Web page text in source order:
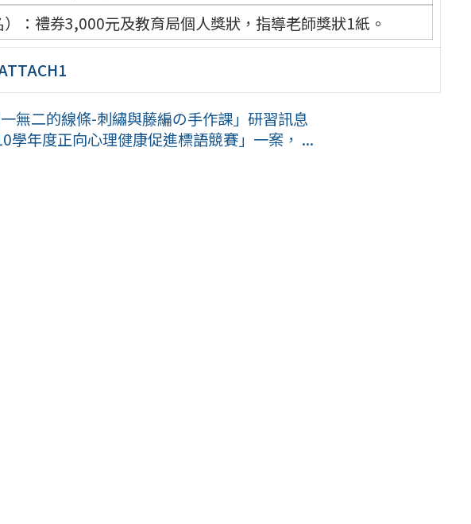
：禮券3,000元及教育局個人獎狀，指導老師獎狀1紙。
無二的線條-刺繡與藤編の手作課」研習訊息
學年度正向心理健康促進標語競賽」一案， ...